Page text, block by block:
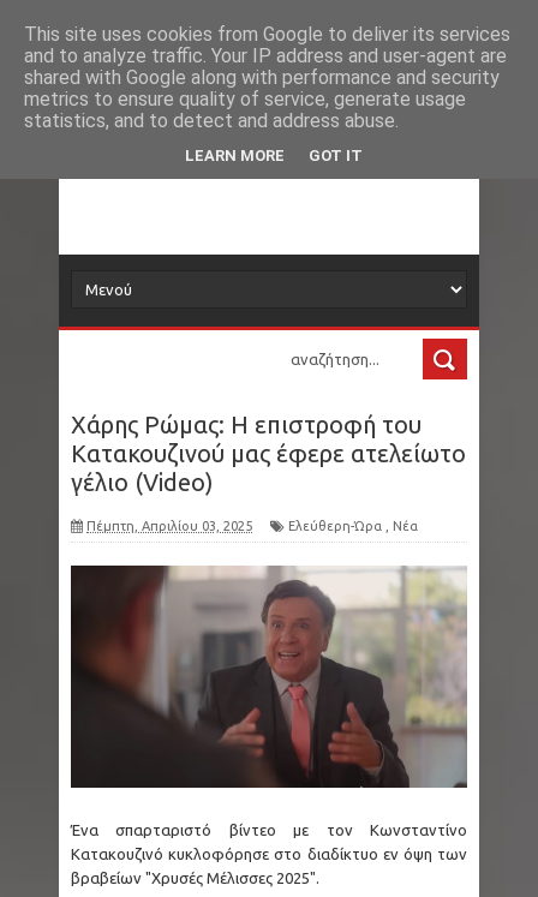
Νέα Θέουτα: Φόβοι για νέα μαζική κινητοποίηση
μεταναστών στις 15 Αυγούστου
Συντάξεις Σεπτεμβρίου: Πότε θα δείτε τα
χρήματα στους λογαριασμούς
δολάρια και στα 25 «συνταξιοδοτήθηκε»
Μητροπούλου κατέκτησε το ασημένιο μετάλλιο
στο μήκος στο Όρεγκον
Μετρό Θεσσαλονίκης: Από απόψε τα
δοκιμαστικά δρομολόγια προς Καλαμαριά - 15
νέα τρένα προστίθενται στο δίκτυο
Ταϊλάνδη: Μακελειό με 8 νεκρούς - Ο δράστης
σκότωσε αρχικά τον παππού και τη γιαγιά του
και μετά πυροβόλησε μαθητές
Ζάκυνθος: Οκτώ γυναίκες στα Επείγοντα
αναφέροντας τον βιασμό τους
δορυφόρος
Τα νέα όλου του κόσμου στο πιάτο σας
Χάρης Ρώμας: Η επιστροφή του
Κατακουζινού μας έφερε ατελείωτο
γέλιο (Video)
Πέμπτη, Απριλίου 03, 2025 Ελεύθερη-Ώρα Νέα
Ένα σπαρταριστό βίντεο με τον Κωνσταντίνο
Κατακουζινό κυκλοφόρησε στο διαδίκτυο εν όψη των
βραβείων "Χρυσές Μέλισσες 2025".
This site uses cookies from Google to deliver its services
and to analyze traffic. Your IP address and user-agent are
shared with Google along with performance and security
metrics to ensure quality of service, generate usage
statistics, and to detect and address abuse.
LEARN MORE GOT IT